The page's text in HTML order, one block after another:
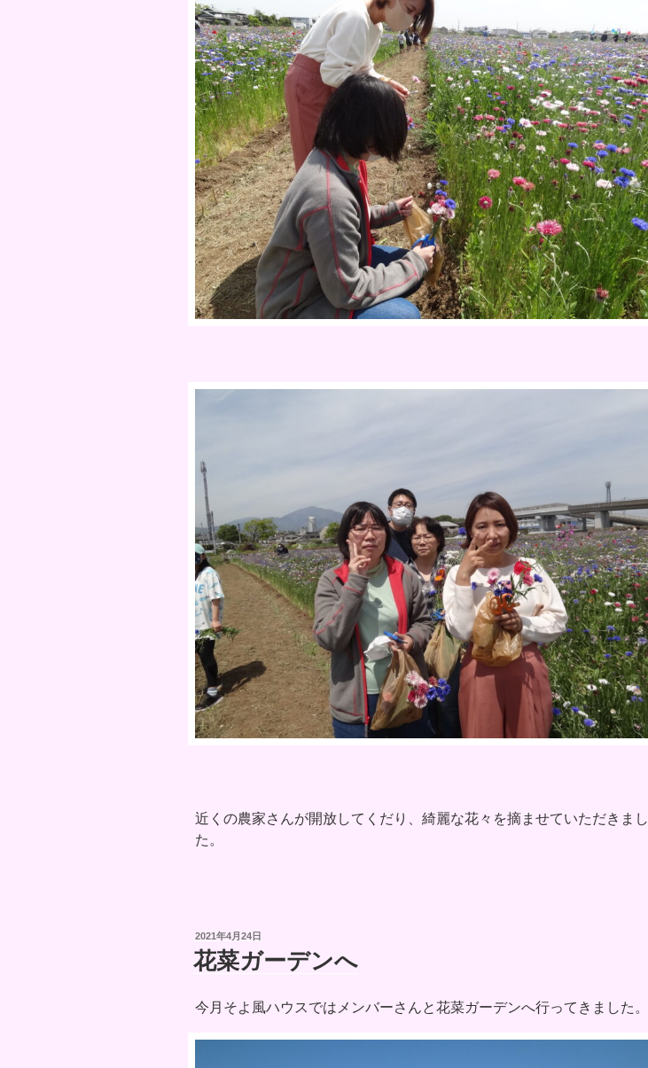
近くの農家さんが開放してくだり、綺麗な花々を摘ませていただきまし
た。
投
稿
日:
2021年4月24日
花菜ガーデンへ
今月そよ風ハウスではメンバーさんと花菜ガーデンへ行ってきました。